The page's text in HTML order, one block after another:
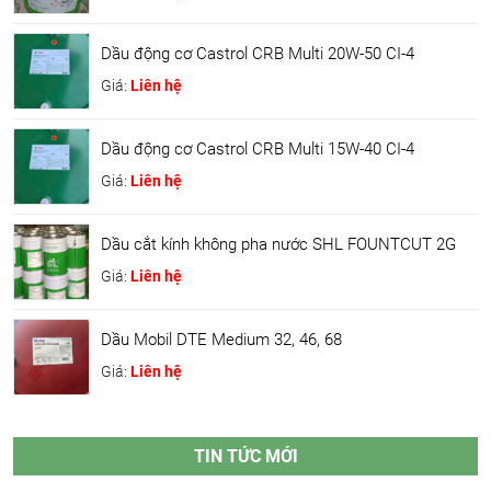
Dầu động cơ Castrol CRB Multi 20W-50 CI-4
Giá: Liên hệ
Dầu động cơ Castrol CRB Multi 15W-40 CI-4
Giá: Liên hệ
Dầu cắt kính không pha nước SHL FOUNTCUT 2G
Giá: Liên hệ
Dầu Mobil DTE Medium 32, 46, 68
Giá: Liên hệ
TIN TỨC MỚI